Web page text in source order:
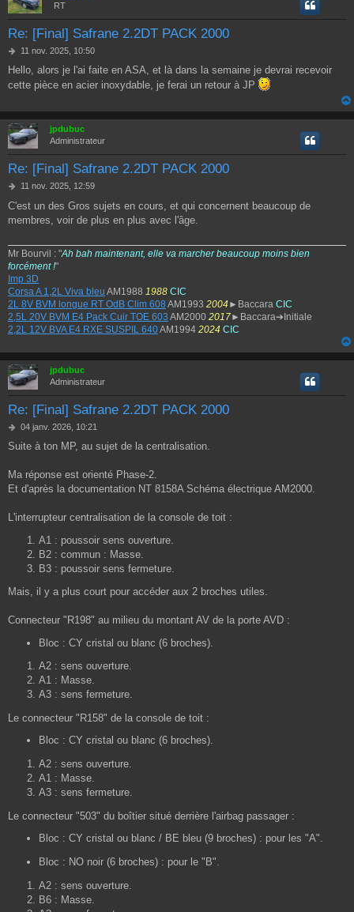
RT
Re: [Final] Safrane 2.2DT PACK 2000
M
s
s
e
11 nov. 2025, 10:50
Hello, alors je l'ai faite en ASA, et là dans la semaine je devrai recevoir
cette pièce en acier inoxydable, je ferai un retour à JP
jpdubuc
Administrateur
Re: [Final] Safrane 2.2DT PACK 2000
M
s
s
g
e
11 nov. 2025, 12:59
C'est un des Gros sujets en cours, et qui concernent beaucoup de
membres, voir de plus en plus avec l'âge.
Mr Bourvil : "Ah bah maintenant, elle va marcher beaucoup moins bien
forcément !"
Imp 3D
Corsa A 1,2L Viva bleu AM1988 1988 CIC
2L 8V BVM longue RT OdB Clim 608 AM1993 2004 ►Baccara CIC
2,5L 20V BVM E4 Pack Cuir TOE 603 AM2000 2017►Baccara➔Initiale
2,2L 12V BVA E4 RXE SUSPIL 640AM1994 2024 CIC
jpdubuc
Administrateur
Re: [Final] Safrane 2.2DT PACK 2000
M
s
a
g
04 janv. 2026, 10:21
Suite à ton MP, au sujet de la centralisation.
Ma réponse est orienté Phase-2.
Et d'après la documentation NT 8158A Schéma électrique AM2000.
L'interrupteur centralisation de la console de toit :
A1 : poussoir sens ouverture.
B2 : commun : Masse.
B3 : poussoir sens fermeture.
Mais, il y a plus court pour accéder aux 2 broches utiles.
Connecteur "R198" au milieu du montant AV de la porte AVD :
Bloc : CY cristal ou blanc (6 broches).
A2 : sens ouverture.
A1 : Masse.
A3 : sens fermeture.
Le connecteur "R158" de la console de toit :
Bloc : CY cristal ou blanc (6 broches).
A2 : sens ouverture.
A1 : Masse.
A3 : sens fermeture.
Le connecteur "503" du boîtier situé derrière l'airbag passager :
Bloc : CY cristal ou blanc / BE bleu (9 broches) : pour les "A".
Bloc : NO noir (6 broches) : pour le "B".
A2 : sens ouverture.
B6 : Masse.